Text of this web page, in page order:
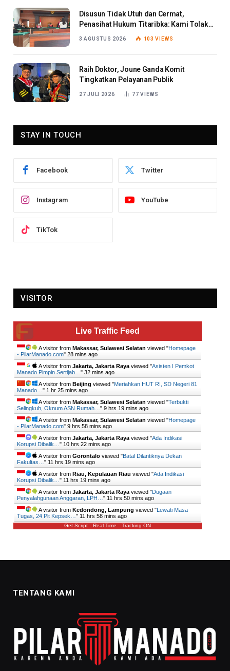
Disusun Tidak Utuh dan Cermat,
Penasihat Hukum Titaribka: Kami Tolak
3 AGUSTUS 2026 103VIEWS
Raih Doktor, Joune Ganda Komit
Tingkatkan Pelayanan Publik
27 JULI 2026 77VIEWS
STAY IN TOUCH
Facebook Twitter
Instagram YouTube
TikTok
VISITOR
Live Traffic Feed
A visitor from Makassar, Sulawesi Selatan viewed "Homepage
- PilarManado.com" 28 mins ago
A visitor from Jakarta, Jakarta Raya viewed "Asisten I Pemkot
Manado Pimpin Sertijab… " 32 mins ago
A visitor from Beijing viewed "Meriahkan HUT RI, SD Negeri 81
Manado… " 1 hr 25 mins ago
A visitor from Makassar, Sulawesi Selatan viewed "Terbukti
Selingkuh, Oknum ASN Rumah… " 9 hrs 19 mins ago
A visitor from Makassar, Sulawesi Selatan viewed "Homepage
- PilarManado.com" 9 hrs 58 mins ago
A visitor from Jakarta, Jakarta Raya viewed "Ada Indikasi
Korupsi Dibalik… " 10 hrs 22 mins ago
A visitor from Gorontalo viewed "Batal Dilantiknya Dekan
Fakultas… " 11 hrs 19 mins ago
A visitor from Riau, Kepulauan Riau viewed "Ada Indikasi
Korupsi Dibalik… " 11 hrs 19 mins ago
A visitor from Jakarta, Jakarta Raya viewed "Dugaan
Penyalahgunaan Anggaran, LPH… " 11 hrs 50 mins ago
A visitor from Kedondong, Lampung viewed "Lewati Masa
Tugas, 24 Plt Kepsek… " 11 hrs 58 mins ago
Get Script Real Time Tracking ON
TENTANG KAMI